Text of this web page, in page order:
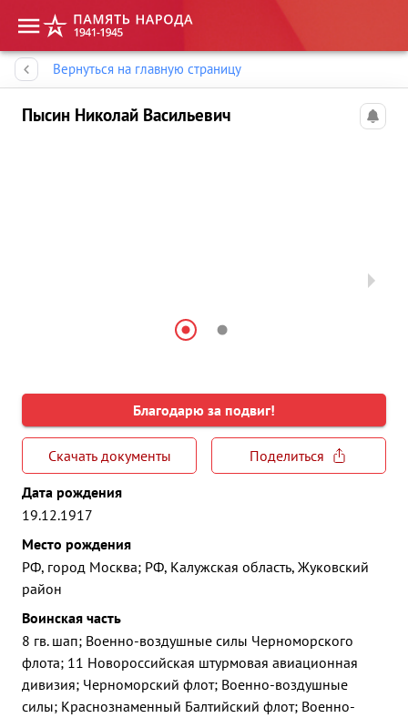
Вернуться на главную страницу
Пысин Николай Васильевич
Благодарю за подвиг!
Скачать документы
Поделиться
Дата рождения
19.12.1917
Место рождения
РФ, город Москва; РФ, Калужская область, Жуковский
район
Воинская часть
8 гв. шап; Военно-воздушные силы Черноморского
флота; 11 Новороссийская штурмовая авиационная
дивизия; Черноморский флот; Военно-воздушные
силы; Краснознаменный Балтийский флот; Военно-
Память народа